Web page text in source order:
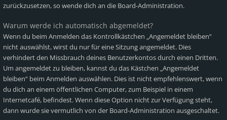
zurückzusetzen, so wende dich an die Board-Administration.
Warum werde ich automatisch abgemeldet?
Wenn du beim Anmelden das Kontrollkästchen „Angemeldet bleiben“
nicht auswählst, wirst du nur für eine Sitzung angemeldet. Dies
verhindert den Missbrauch deines Benutzerkontos durch einen Dritten.
Um angemeldet zu bleiben, kannst du das Kästchen „Angemeldet
bleiben“ beim Anmelden auswählen. Dies ist nicht empfehlenswert, wenn
du dich an einem öffentlichen Computer, zum Beispiel in einem
Internetcafé, befindest. Wenn diese Option nicht zur Verfügung steht,
dann wurde sie vermutlich von der Board-Administration ausgeschaltet.